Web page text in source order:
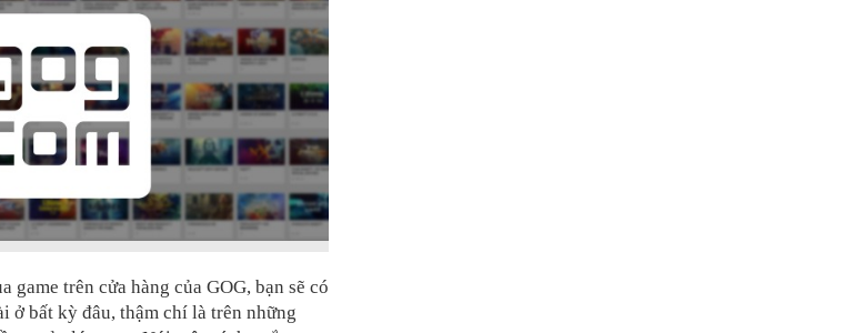
game trên cửa hàng của GOG, bạn sẽ có
ở bất kỳ đâu, thậm chí là trên những